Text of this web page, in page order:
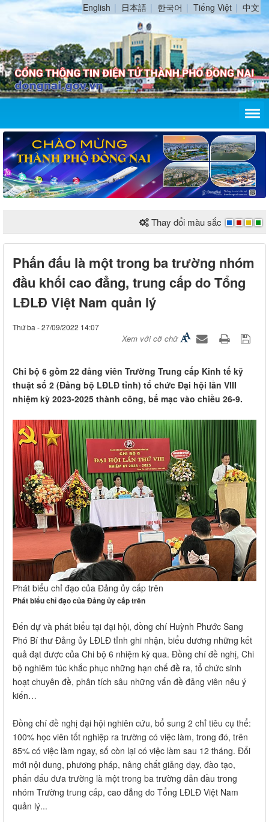
English 日本語 한국어 Tiếng Việt 中文
Thay đổi màu sắc
Phấn đấu là một trong ba trường nhóm
đầu khối cao đẳng, trung cấp do Tổng
LĐLĐ Việt Nam quản lý
Thứ ba - 27/09/2022 14:07
Xem với cỡ chữ
Chi bộ 6 gồm 22 đảng viên Trường Trung cấp Kinh tế kỹ
thuật số 2 (Đảng bộ LĐLĐ tỉnh) tổ chức Đại hội lần VIII
nhiệm kỳ 2023-2025 thành công, bế mạc vào chiều 26-9.
Phát biểu chỉ đạo của Đảng ủy cấp trên
Phát biểu chỉ đạo của Đảng ủy cấp trên
Đến dự và phát biểu tại đại hội, đồng chí Huỳnh Phước Sang
Phó Bí thư Đảng ủy LĐLĐ tỉnh ghi nhận, biểu dương những kết
quả đạt được của Chi bộ 6 nhiệm kỳ qua. Đồng chí đề nghị, Chi
bộ nghiêm túc khắc phục những hạn chế đề ra, tổ chức sinh
hoạt chuyên đề, phân tích sâu những vấn đề đảng viên nêu ý
kiến…
Đồng chí đề nghị đại hội nghiên cứu, bổ sung 2 chỉ tiêu cụ thể:
100% học viên tốt nghiệp ra trường có việc làm, trong đó, trên
85% có việc làm ngay, số còn lại có việc làm sau 12 tháng. Đổi
mới nội dung, phương pháp, nâng chất giảng dạy, đào tạo,
phấn đấu đưa trường là một trong ba trường dẫn đầu trong
nhóm Trường trung cấp, cao đẳng do Tổng LĐLĐ Việt Nam
quản lý...